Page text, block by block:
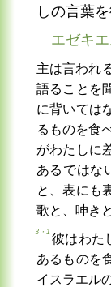
しの言葉
エゼキ
主は言われ
語ることを
に背いては
るものを食
がわたしに
あるではな
と、表にも
歌と、呻き
3・1
彼はわた
あるものを
イスラエル